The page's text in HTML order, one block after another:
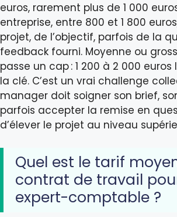
euros, rarement plus de 1 000
entreprise, entre 800 et 1 800
projet, de l’objectif, parfois de la
feedback fourni. Moyenne ou
passe un cap : 1 200 à 2 000
la clé. C’est un vrai challenge
manager doit soigner son brief,
parfois accepter la remise en
d’élever le projet au niveau
Quel est le tarif
contrat de travail
expert-comptable ?